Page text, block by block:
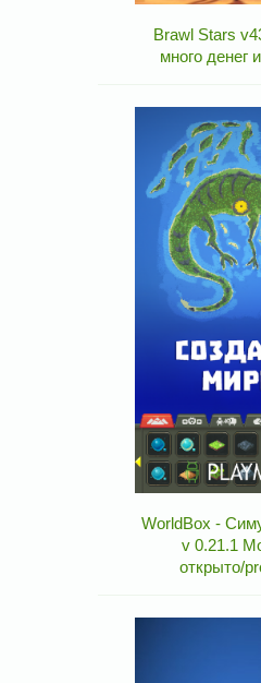
Brawl Stars
много денег
WorldBox -
v 0.21.1
открыто/